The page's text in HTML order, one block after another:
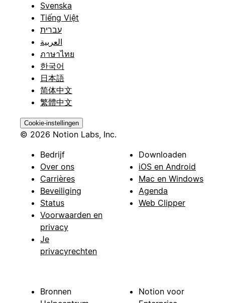
Svenska
Tiếng Việt
עברית
العربية
ภาษาไทย
한국어
日本語
简体中文
繁體中文
Cookie-instellingen
© 2026 Notion Labs, Inc.
Bedrijf
Over ons
Carrières
Beveiliging
Status
Voorwaarden en
privacy
Je
privacyrechten
Downloaden
iOS en Android
Mac en Windows
Agenda
Web Clipper
Bronnen
Notion voor